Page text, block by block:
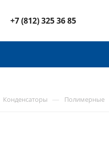
+7 (812) 325 36 85
Конденсаторы — Полимерные